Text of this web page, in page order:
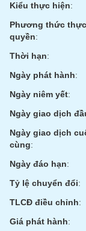
Kiểu thực hiện:
Phương thức
quyền:
Thời hạn:
Ngày phát hành:
Ngày niêm yết:
Ngày giao dịch
Ngày giao dịch
cùng:
Ngày đáo hạn:
Tỷ lệ chuyển đổi:
TLCĐ điều chỉnh:
Giá phát hành: